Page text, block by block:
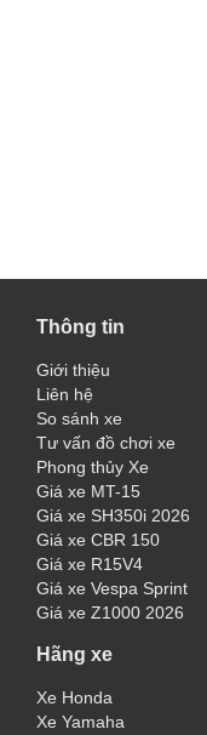
Thông tin
Giới thiệu
Liên hệ
So sánh xe
Tư vấn đồ chơi xe
Phong thủy Xe
Giá xe MT-15
Giá xe SH350i 2026
Giá xe CBR 150
Giá xe R15V4
Giá xe Vespa Sprint
Giá xe Z1000 2026
Hãng xe
Xe Honda
Xe Yamaha